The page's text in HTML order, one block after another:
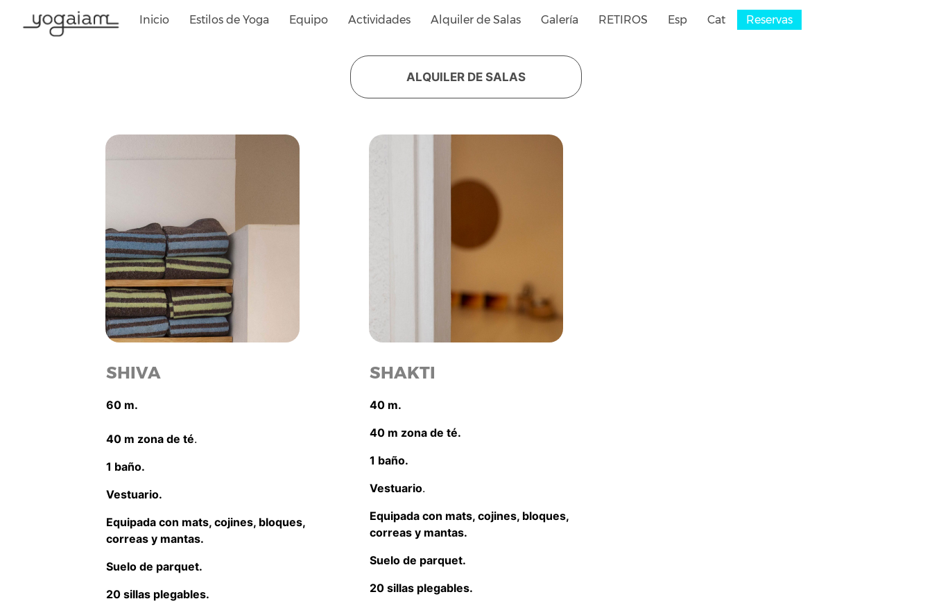
Inicio Estilos de Yoga Equipo Actividades Alquiler de Salas Galería RETIROS Esp Cat Reservas
ALQUILER DE SALAS
SHIVA
60 m.
40 m zona de té.
1 baño.
Vestuario.
Equipada con mats, cojines, bloques,
correas y mantas.
Suelo de parquet.
20 sillas plegables.
SHAKTI
40 m.
40 m zona de té.
1 baño.
Vestuario.
Equipada con mats, cojines, bloques,
correas y mantas.
Suelo de parquet.
20 sillas plegables.